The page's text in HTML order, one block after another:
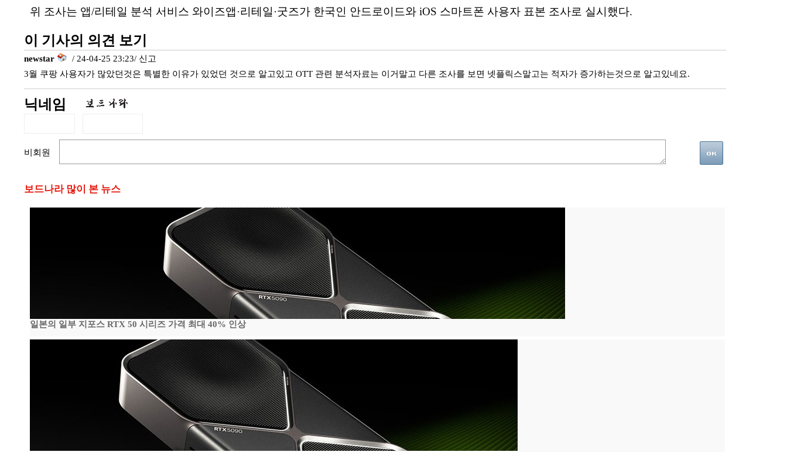
위 조사는 앱/리테일 분석 서비스 와이즈앱·리테일·굿즈가 한국인 안드로이드와 iOS 스마트폰 사용자 표본 조사로 실시했다.
이 기사의 의견 보기
newstar / 24-04-25 23:23/ 신고
3월 쿠팡 사용자가 많았던것은 특별한 이유가 있었던 것으로 알고있고 OTT 관련 분석자료는 이거말고 다른 조사를 보면 넷플릭스말고는 적자가 증가하는것으로 알고있네요.
닉네임
비회원
보드나라 많이 본 뉴스
일본의 일부 지포스 RTX 50 시리즈 가격 최대 40% 인상